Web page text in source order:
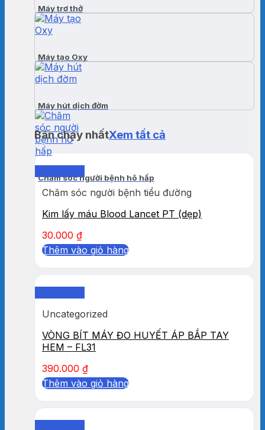
Máy trợ thở
Máy tạo Oxy
Máy hút dịch đờm
Chăm sóc người bệnh hô hấp
Bán chạy nhấtXem tất cả
Chăm sóc người bệnh tiểu đường
Kim lấy máu Blood Lancet PT (dẹp)
30.000 ₫
Thêm vào giỏ hàng
Uncategorized
VÒNG BÍT MÁY ĐO HUYẾT ÁP BẮP TAY
HEM – FL31
390.000 ₫
Thêm vào giỏ hàng